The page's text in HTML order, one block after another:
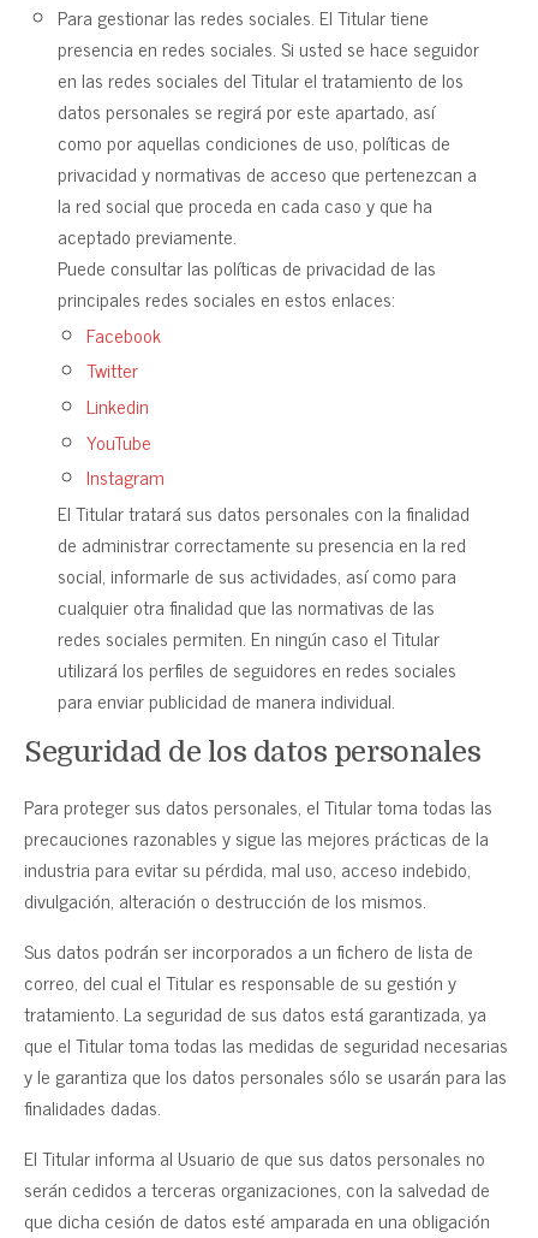
Para gestionar las redes sociales. El Titular tiene
presencia en redes sociales. Si usted se hace seguidor
en las redes sociales del Titular el tratamiento de los
datos personales se regirá por este apartado, así
como por aquellas condiciones de uso, políticas de
privacidad y normativas de acceso que pertenezcan a
la red social que proceda en cada caso y que ha
aceptado previamente.
Puede consultar las políticas de privacidad de las
principales redes sociales en estos enlaces:
Facebook
Twitter
Linkedin
YouTube
Instagram
El Titular tratará sus datos personales con la finalidad
de administrar correctamente su presencia en la red
social, informarle de sus actividades, así como para
cualquier otra finalidad que las normativas de las
redes sociales permiten. En ningún caso el Titular
utilizará los perfiles de seguidores en redes sociales
para enviar publicidad de manera individual.
Seguridad de los datos personales
Para proteger sus datos personales, el Titular toma todas las
precauciones razonables y sigue las mejores prácticas de la
industria para evitar su pérdida, mal uso, acceso indebido,
divulgación, alteración o destrucción de los mismos.
Sus datos podrán ser incorporados a un fichero de lista de
correo, del cual el Titular es responsable de su gestión y
tratamiento. La seguridad de sus datos está garantizada, ya
que el Titular toma todas las medidas de seguridad necesarias
y le garantiza que los datos personales sólo se usarán para las
finalidades dadas.
El Titular informa al Usuario de que sus datos personales no
serán cedidos a terceras organizaciones, con la salvedad de
que dicha cesión de datos esté amparada en una obligación